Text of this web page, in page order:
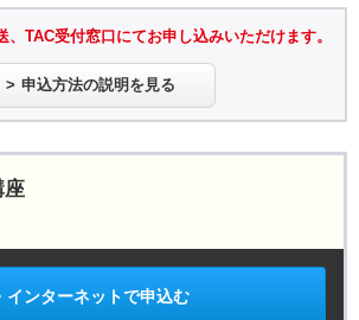
、TAC受付窓口にてお申し込みいただけます。
申込方法の説明を見る
座
インターネットで申込む